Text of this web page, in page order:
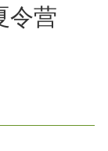
令营